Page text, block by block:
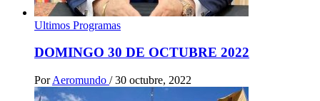
Ultimos Programas
DOMINGO 30 DE OCTUBRE 2022
Por Aeromundo / 30 octubre, 2022